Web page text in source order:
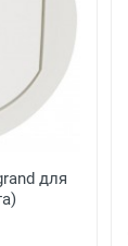
для